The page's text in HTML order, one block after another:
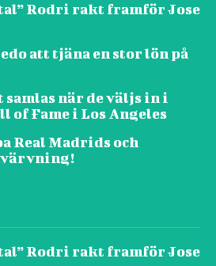
Rodri rakt framför Jose
att tjäna en stor lön på
samlas när de väljs in i
of Fame i Los Angeles
Real Madrids och
Rodri rakt framför Jose